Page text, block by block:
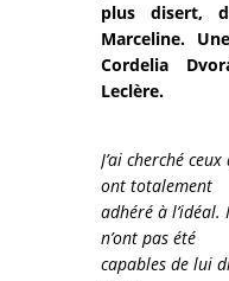
plus disert,
Marceline.
Cordelia
Leclère.
J’ai cherché
ont totalement
adhéré à l’idéal.
n’ont pas été
capables de lui